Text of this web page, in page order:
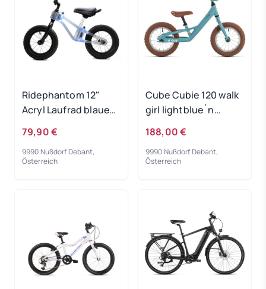
Ridephantom 12"
Acryl Laufrad blaues
79,90 €
9990 Nußdorf Debant,
Österreich
Cube Cubie 120 walk
girl lightblue´n
188,00 €
9990 Nußdorf Debant,
Österreich